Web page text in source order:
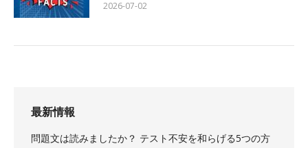
2026-07-02
最新情報
問題文は読みましたか？ テスト不安を和らげる5つの方